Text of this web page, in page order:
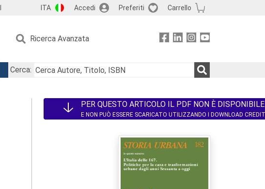
ITA Accedi Preferiti Carrello
Ricerca Avanzata
Cerca:
PER QUESTO ARTICOLO IL PDF NON È DISPONIBILE
E NON PUÒ ESSERE SCARICATO UTILIZZANDO I DOWNLOAD CREDIT